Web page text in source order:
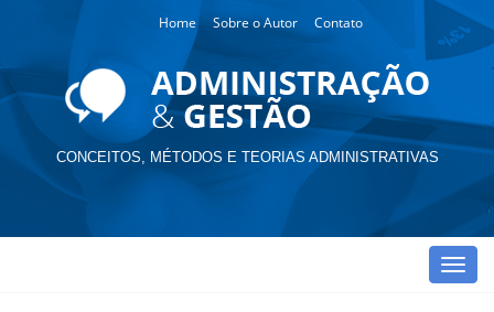
Home Sobre o Autor Contato
CONCEITOS, MÉTODOS E TEORIAS ADMINISTRATIVAS